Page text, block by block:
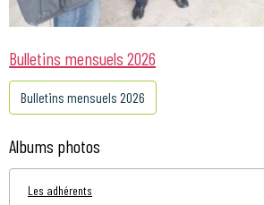
Bulletins mensuels 2026
Bulletins mensuels 2026
Albums photos
Les adhérents